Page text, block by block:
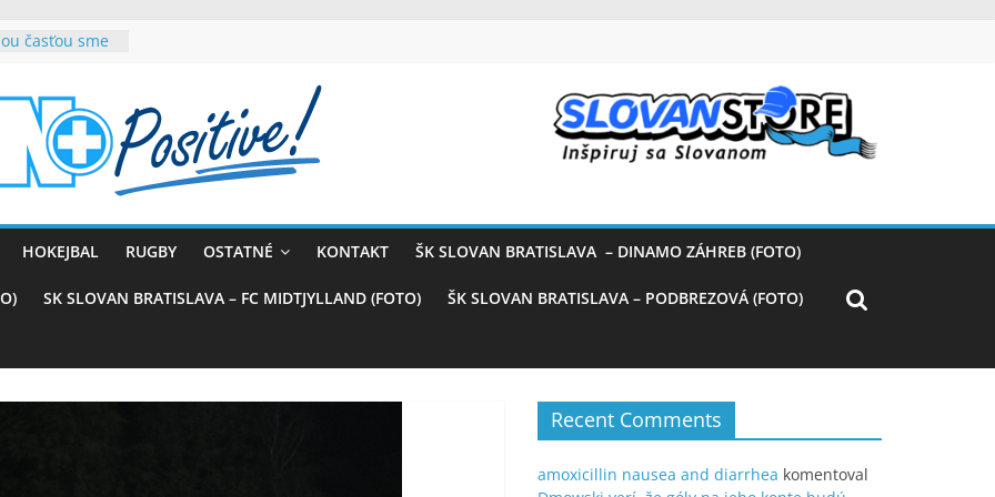
časťou sme
tímového
prvenstvo
nad
HOKEJBAL RUGBY OSTATNÉ KONTAKT ŠK SLOVAN BRATISLAVA – DINAMO ZÁHREB (FOTO)
SK SLOVAN BRATISLAVA – FC MIDTJYLLAND (FOTO) ŠK SLOVAN BRATISLAVA – PODBREZOVÁ (FOTO)
Recent Comments
amoxicillin nausea and diarrhea komentoval